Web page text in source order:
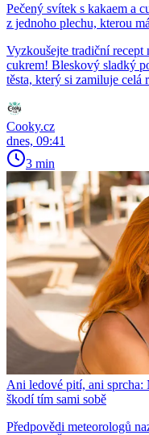
Pečený svítek s kakaem a
z jednoho plechu, kterou
Vyzkoušejte tradiční recept
cukrem! Bleskový sladký
těsta, který si zamiluje celá
Cooky.cz
dnes, 09:41
3 min
Ani ledové pití, ani sprcha:
škodí tím sami sobě
Předpovědi meteorologů